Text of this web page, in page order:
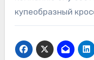
купеобразный